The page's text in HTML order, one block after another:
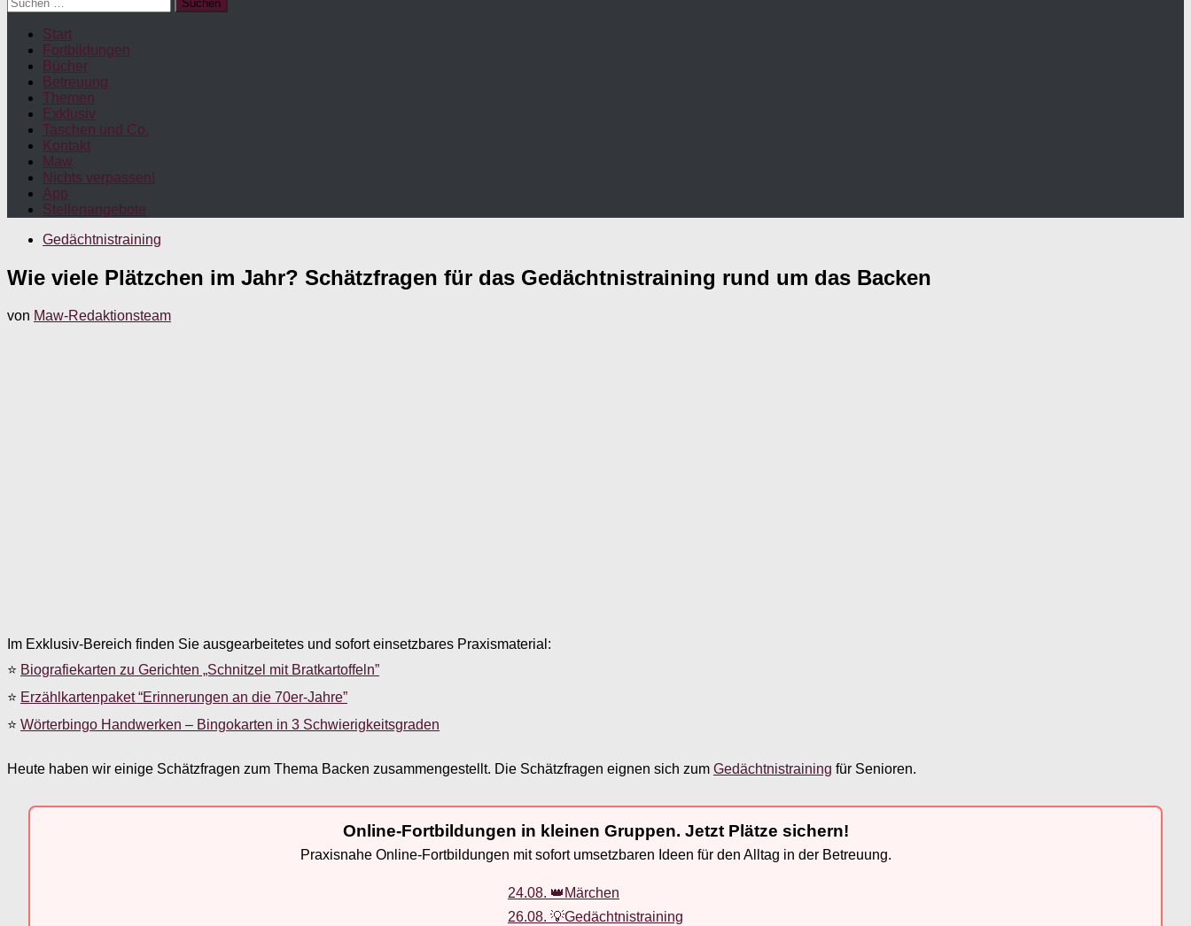
nach:
Start
Fortbildungen
Bücher
Betreuung
Themen
Exklusiv
Taschen und Co.
Kontakt
Maw
Nichts verpassen!
App
Stellenangebote
Gedächtnistraining
Wie viele Plätzchen im Jahr? Schätzfragen für das Gedächtnistraining rund um das Backen
von Maw-Redaktionsteam
Im Exklusiv-Bereich finden Sie ausgearbeitetes und sofort einsetzbares Praxismaterial:
⭐ Biografiekarten zu Gerichten „Schnitzel mit Bratkartoffeln”
⭐ Erzählkartenpaket “Erinnerungen an die 70er-Jahre”
⭐ Wörterbingo Handwerken – Bingokarten in 3 Schwierigkeitsgraden
Heute haben wir einige Schätzfragen zum Thema Backen zusammengestellt. Die Schätzfragen eignen sich zum Gedächtnistraining für Senioren.
Online-Fortbildungen in kleinen Gruppen. Jetzt Plätze sichern!
Praxisnahe Online-Fortbildungen mit sofort umsetzbaren Ideen für den Alltag in der Betreuung.
24.08. 👑Märchen
26.08. 💡Gedächtnistraining